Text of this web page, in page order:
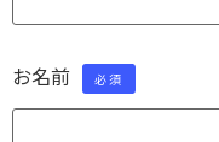
お名前 必須